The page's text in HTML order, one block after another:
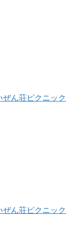
ぜん荘ピクニッ
ぜん荘ピクニッ